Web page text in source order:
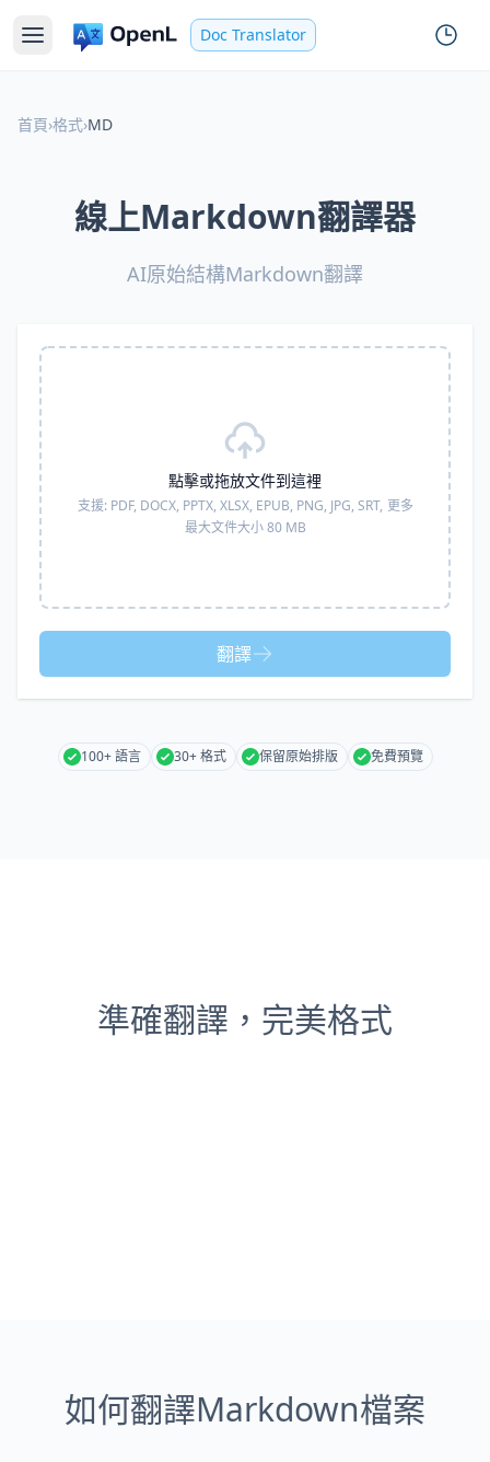
Doc Translator
首頁›格式›MD
線上Markdown翻譯器
AI原始結構Markdown翻譯
點擊或拖放文件到這裡
支援: PDF, DOCX, PPTX, XLSX, EPUB, PNG, JPG, SRT, 更多
最大文件大小 80 MB
翻譯
100+ 語言 30+ 格式 保留原始排版 免費預覽
準確翻譯，完美格式
如何翻譯Markdown檔案